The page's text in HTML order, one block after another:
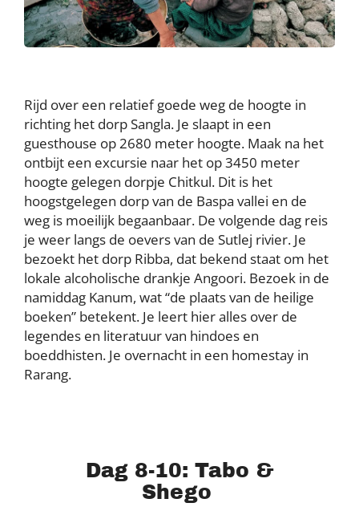
Rijd over een relatief goede weg de hoogte in
richting het dorp Sangla. Je slaapt in een
guesthouse op 2680 meter hoogte. Maak na het
ontbijt een excursie naar het op 3450 meter
hoogte gelegen dorpje Chitkul. Dit is het
hoogstgelegen dorp van de Baspa vallei en de
weg is moeilijk begaanbaar. De volgende dag reis
je weer langs de oevers van de Sutlej rivier. Je
bezoekt het dorp Ribba, dat bekend staat om het
lokale alcoholische drankje Angoori. Bezoek in de
namiddag Kanum, wat “de plaats van de heilige
boeken” betekent. Je leert hier alles over de
legendes en literatuur van hindoes en
boeddhisten. Je overnacht in een homestay in
Rarang.
Dag 8-10: Tabo &
Shego